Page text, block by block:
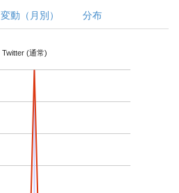
変動（月別） 分布
Twitter (通常)